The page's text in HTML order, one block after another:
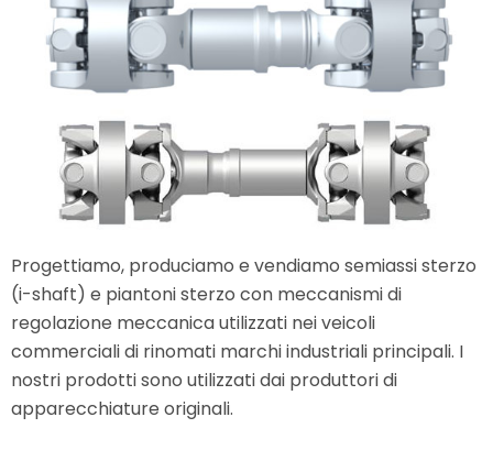
Progettiamo, produciamo e vendiamo semiassi sterzo
(i-shaft) e piantoni sterzo con meccanismi di
regolazione meccanica utilizzati nei veicoli
commerciali di rinomati marchi industriali principali. I
nostri prodotti sono utilizzati dai produttori di
apparecchiature originali.